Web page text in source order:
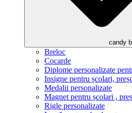
candy
Breloc
Cocarde
Diplome personalizate
Insigne pentru școlari,
Medalii personalizate
Magnet pentru școlari ,
Rigle personalizate